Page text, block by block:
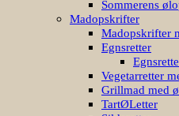
Sommerens
Madopskrifter
Madopskrifter
Egnsretter
Vegetarretter
Grillmad med
TartØLetter